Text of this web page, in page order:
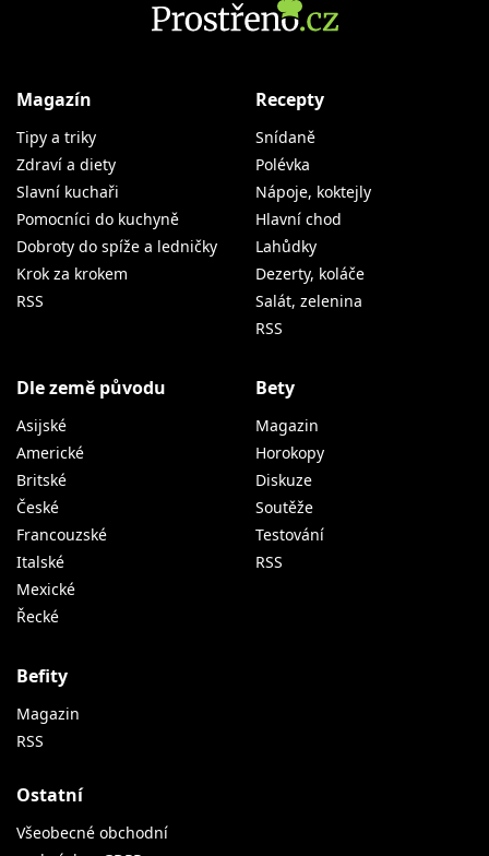
Magazín
Tipy a triky
Zdraví a diety
Slavní kuchaři
Pomocníci do kuchyně
Dobroty do spíže a ledničky
Krok za krokem
RSS
Recepty
Snídaně
Polévka
Nápoje, koktejly
Hlavní chod
Lahůdky
Dezerty, koláče
Salát, zelenina
RSS
Dle země původu
Asijské
Americké
Britské
České
Francouzské
Italské
Mexické
Řecké
Bety
Magazin
Horokopy
Diskuze
Soutěže
Testování
RSS
Befity
Magazin
RSS
Ostatní
Všeobecné obchodní